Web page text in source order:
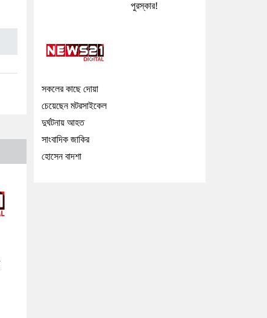
পুরস্কার!
সকলের কাছে দোয়া
চেয়েছেন মটরসাইকেল
দুর্ঘটনায় আহত
সাংবাদিক জাকির
হোসেন বাদশা